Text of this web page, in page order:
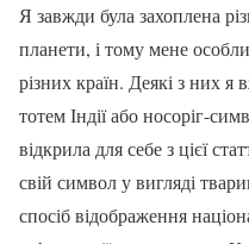
Я завжди була захоплена
планети, і тому мене
різних країн. Деякі з них
тотем Індії або носоріг-
відкрила для себе з цієї
свій символ у вигляді
спосіб відображення